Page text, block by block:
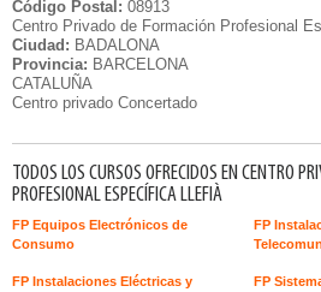
Código Postal: 08913
Centro Privado de Formación Profesional
Ciudad: BADALONA
Provincia: BARCELONA
CATALUÑA
Centro privado Concertado
TODOS LOS CURSOS OFRECIDOS EN CENTRO
PROFESIONAL ESPECÍFICA LLEFIÀ
FP Equipos Electrónicos de
Consumo
FP
FP Instalaciones Eléctricas y
FP